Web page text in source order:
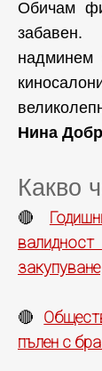
Обичам
надминем
Нина
Какво
🔴
закупуване
🔴
пълен с